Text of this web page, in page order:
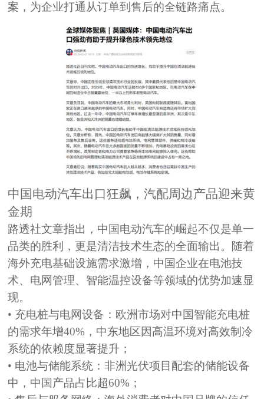
案，为企业打通从订单到售后的全链路痛点。
中国电动汽车出口狂飙，汽配周边产品迎来黄
金期
路透社文章指出，中国电动汽车的崛起不仅是单一
品类的胜利，更是清洁技术生态的全面输出。随着
海外充电基础设施需求激增，中国企业在电池技
术、电网管理、智能温控设备等领域的优势加速显
现。
• 充电桩与电网设备： 欧洲市场对中国智能充电桩
的需求年增40%，中东地区因高温环境对高效制冷
系统的依赖度显著提升；
• 电池与储能系统：非洲光伏项目配套的储能设备
中，中国产品占比超60%；